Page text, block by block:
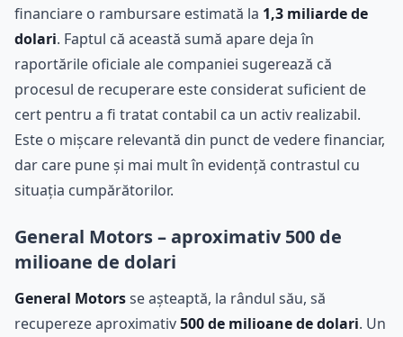
financiare o rambursare estimată la 1,3 miliarde de
dolari. Faptul că această sumă apare deja în
raportările oficiale ale companiei sugerează că
procesul de recuperare este considerat suficient de
cert pentru a fi tratat contabil ca un activ realizabil.
Este o mișcare relevantă din punct de vedere financiar,
dar care pune și mai mult în evidență contrastul cu
situația cumpărătorilor.
General Motors – aproximativ 500 de
milioane de dolari
General Motorsse așteaptă, la rândul său, să
recupereze aproximativ500 de milioane de dolari. Un